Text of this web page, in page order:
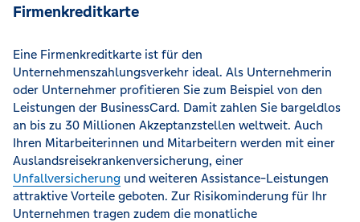
Firmenkreditkarte
Eine Firmenkreditkarte ist für den
Unternehmenszahlungsverkehr ideal. Als Unternehmerin
oder Unternehmer profitieren Sie zum Beispiel von den
Leistungen der BusinessCard. Damit zahlen Sie bargeldlos
an bis zu 30 Millionen Akzeptanzstellen weltweit. Auch
Ihren Mitarbeiterinnen und Mitarbeitern werden mit einer
Auslandsreisekrankenversicherung, einer
Unfallversicherung und weiteren Assistance-Leistungen
attraktive Vorteile geboten. Zur Risikominderung für Ihr
Unternehmen tragen zudem die monatliche